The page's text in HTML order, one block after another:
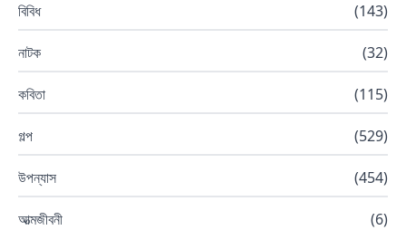
বিবিধ (143)
নাটক (32)
কবিতা (115)
গল্প (529)
উপন্যাস (454)
আত্মজীবনী (6)